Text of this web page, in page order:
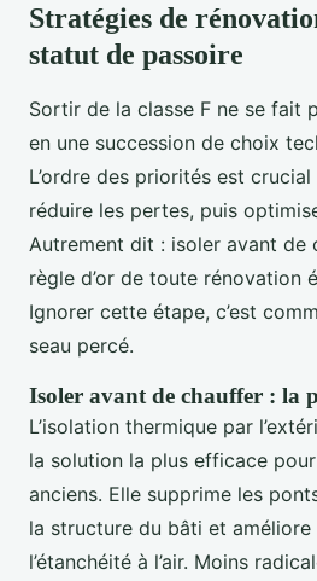
Stratégies de
statut de passoire
Sortir de la classe F ne se fait
en une succession de choix
L’ordre des priorités est crucial
réduire les pertes, puis
Autrement dit : isoler avant de
règle d’or de toute rénovation
Ignorer cette étape, c’est
seau percé.
Isoler avant de chauffer : la
L’isolation thermique par
la solution la plus efficace
anciens. Elle supprime les
la structure du bâti et améliore
l’étanchéité à l’air. Moins